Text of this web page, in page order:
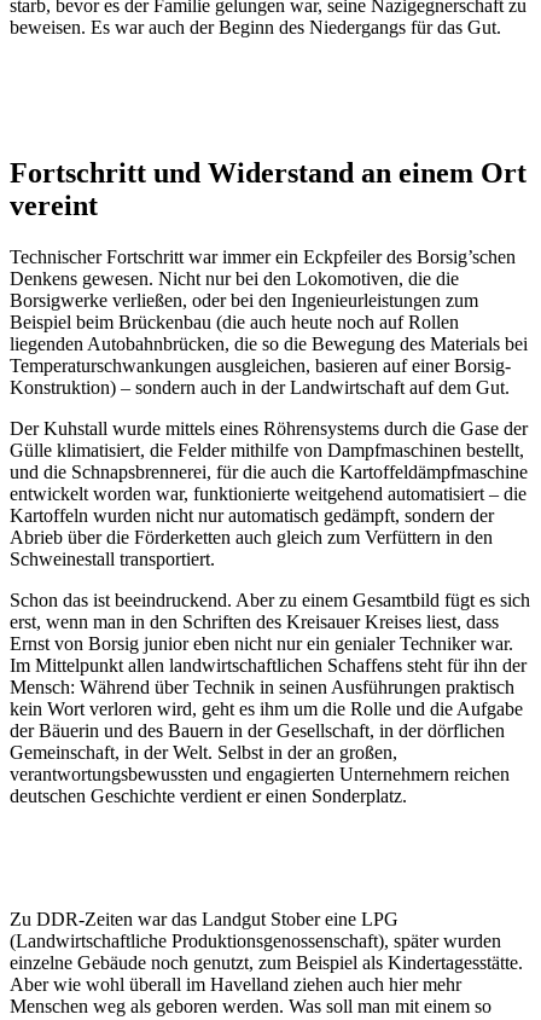
starb, bevor es der Familie gelungen war, seine Nazigegnerschaft zu
beweisen. Es war auch der Beginn des Niedergangs für das Gut.
Fortschritt und Widerstand an einem Ort
vereint
Technischer Fortschritt war immer ein Eckpfeiler des Borsig’schen
Denkens gewesen. Nicht nur bei den Lokomotiven, die die
Borsigwerke verließen, oder bei den Ingenieurleistungen zum
Beispiel beim Brückenbau (die auch heute noch auf Rollen
liegenden Autobahnbrücken, die so die Bewegung des Materials bei
Temperaturschwankungen ausgleichen, basieren auf einer Borsig-
Konstruktion) – sondern auch in der Landwirtschaft auf dem Gut.
Der Kuhstall wurde mittels eines Röhrensystems durch die Gase der
Gülle klimatisiert, die Felder mithilfe von Dampfmaschinen bestellt,
und die Schnapsbrennerei, für die auch die Kartoffeldämpfmaschine
entwickelt worden war, funktionierte weitgehend automatisiert – die
Kartoffeln wurden nicht nur automatisch gedämpft, sondern der
Abrieb über die Förderketten auch gleich zum Verfüttern in den
Schweinestall transportiert.
Schon das ist beeindruckend. Aber zu einem Gesamtbild fügt es sich
erst, wenn man in den Schriften des Kreisauer Kreises liest, dass
Ernst von Borsig junior eben nicht nur ein genialer Techniker war.
Im Mittelpunkt allen landwirtschaftlichen Schaffens steht für ihn der
Mensch: Während über Technik in seinen Ausführungen praktisch
kein Wort verloren wird, geht es ihm um die Rolle und die Aufgabe
der Bäuerin und des Bauern in der Gesellschaft, in der dörflichen
Gemeinschaft, in der Welt. Selbst in der an großen,
verantwortungsbewussten und engagierten Unternehmern reichen
deutschen Geschichte verdient er einen Sonderplatz.
Zu DDR-Zeiten war das Landgut Stober eine LPG
(Landwirtschaftliche Produktionsgenossenschaft), später wurden
einzelne Gebäude noch genutzt, zum Beispiel als Kindertagesstätte.
Aber wie wohl überall im Havelland ziehen auch hier mehr
Menschen weg als geboren werden. Was soll man mit einem so